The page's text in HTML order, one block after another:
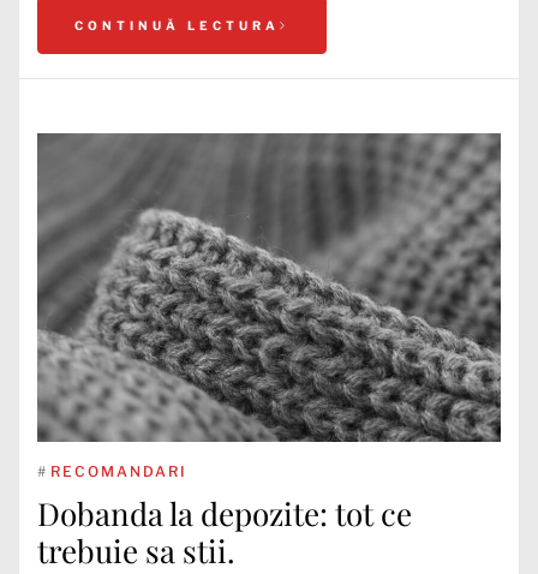
CONTINUĂ LECTURA
# RECOMANDARI
Dobanda la depozite: tot ce
trebuie sa stii.